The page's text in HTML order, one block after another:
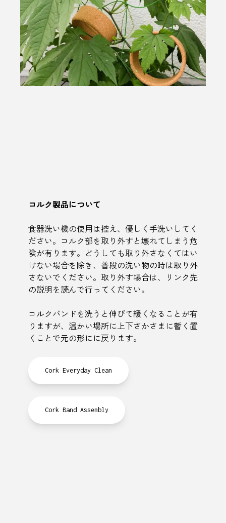
コルク製品について
食器洗い機の使用は控え、優しく手洗いしてく
ださい。コルク部を取り外すと壊れてしまう危
険が有ります。どうしても取り外さなくてはい
けない場合を除き、普段の洗い物の時は取り外
さないでください。取り外す場合は、リンク先
の説明を読んで行ってください。
コルクバンドを洗うと伸びて緩くなることが有
りますが、温かい場所に上下さかさまに暫く置
くことで元の形にに戻ります。
Cork Everyday Clean
Cork Band Assembly